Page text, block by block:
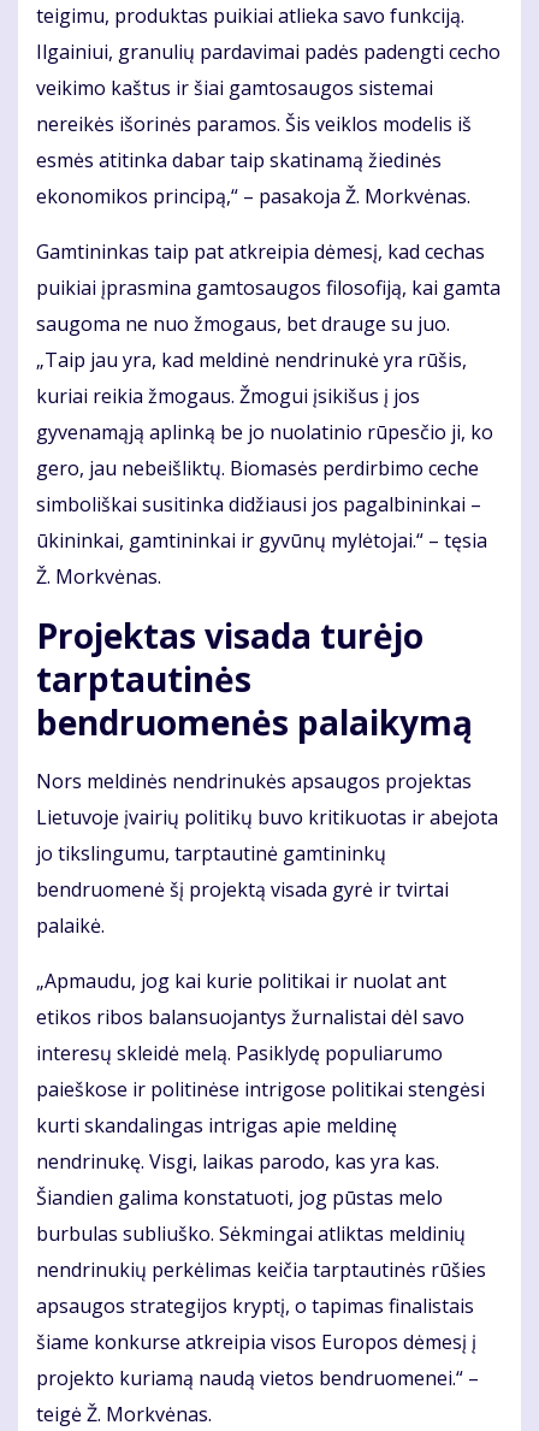
teigimu, produktas puikiai atlieka savo funkciją.
Ilgainiui, granulių pardavimai padės padengti cecho
veikimo kaštus ir šiai gamtosaugos sistemai
nereikės išorinės paramos. Šis veiklos modelis iš
esmės atitinka dabar taip skatinamą žiedinės
ekonomikos principą,“ – pasakoja Ž. Morkvėnas.
Gamtininkas taip pat atkreipia dėmesį, kad cechas
puikiai įprasmina gamtosaugos filosofiją, kai gamta
saugoma ne nuo žmogaus, bet drauge su juo.
„Taip jau yra, kad meldinė nendrinukė yra rūšis,
kuriai reikia žmogaus. Žmogui įsikišus į jos
gyvenamąją aplinką be jo nuolatinio rūpesčio ji, ko
gero, jau nebeišliktų. Biomasės perdirbimo ceche
simboliškai susitinka didžiausi jos pagalbininkai –
ūkininkai, gamtininkai ir gyvūnų mylėtojai.“ – tęsia
Ž. Morkvėnas.
Projektas visada turėjo
tarptautinės
bendruomenės palaikymą
Nors meldinės nendrinukės apsaugos projektas
Lietuvoje įvairių politikų buvo kritikuotas ir abejota
jo tikslingumu, tarptautinė gamtininkų
bendruomenė šį projektą visada gyrė ir tvirtai
palaikė.
„Apmaudu, jog kai kurie politikai ir nuolat ant
etikos ribos balansuojantys žurnalistai dėl savo
interesų skleidė melą. Pasiklydę populiarumo
paieškose ir politinėse intrigose politikai stengėsi
kurti skandalingas intrigas apie meldinę
nendrinukę. Visgi, laikas parodo, kas yra kas.
Šiandien galima konstatuoti, jog pūstas melo
burbulas subliuško. Sėkmingai atliktas meldinių
nendrinukių perkėlimas keičia tarptautinės rūšies
apsaugos strategijos kryptį, o tapimas finalistais
šiame konkurse atkreipia visos Europos dėmesį į
projekto kuriamą naudą vietos bendruomenei.“ –
teigė Ž. Morkvėnas.